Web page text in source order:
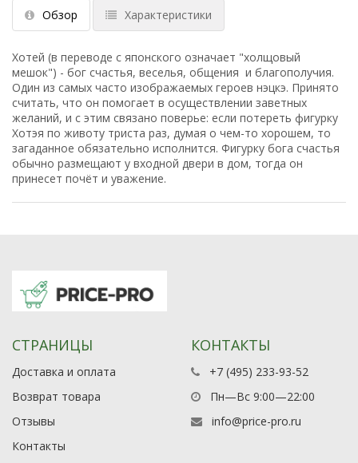
Обзор Характеристики
Хотей (в переводе с японского означает "холщовый
мешок") - бог счастья, веселья, общения и благополучия.
Один из самых часто изображаемых героев нэцкэ. Принято
считать, что он помогает в осуществлении заветных
желаний, и с этим связано поверье: если потереть фигурку
Хотэя по животу триста раз, думая о чем-то хорошем, то
загаданное обязательно исполнится. Фигурку бога счастья
обычно размещают у входной двери в дом, тогда он
принесет почёт и уважение.
СТРАНИЦЫ
Доставка и оплата
Возврат товара
Отзывы
Контакты
КОНТАКТЫ
+7 (495) 233-93-52
Пн—Вс 9:00—22:00
info@price-pro.ru